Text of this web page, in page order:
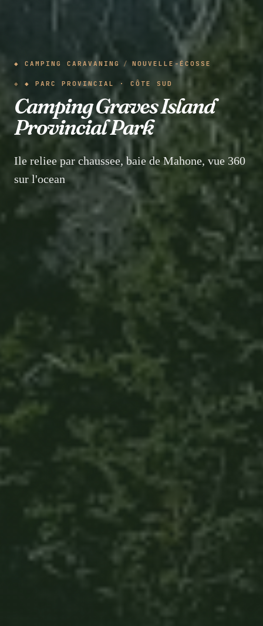
◆ CAMPING CARAVANING / NOUVELLE-ÉCOSSE
◆ PARC PROVINCIAL · CÔTE SUD
Camping Graves Island
Provincial Park
Ile reliee par chaussee, baie de Mahone, vue 360
sur l'ocean